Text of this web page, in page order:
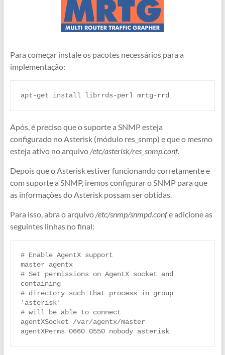
Para começar instale os pacotes necessários para a
implementação:
apt-get install librrds-perl mrtg-rrd
Após, é preciso que o suporte a SNMP esteja
configurado no Asterisk (módulo res_snmp) e que o mesmo
esteja ativo no arquivo/etc/asterisk/res_snmp.conf.
Depois que o Asterisk estiver funcionando corretamente e
com suporte a SNMP, iremos configurar o SNMP para que
as informações do Asterisk possam ser obtidas.
Para isso, abra o arquivo/etc/snmp/snmpd.confe adicione as
seguintes linhas no final:
# Enable AgentX support
master agentx
# Set permissions on AgentX socket and
containing
# directory such that process in group
'asterisk'
# will be able to connect
agentXSocket /var/agentx/master
agentXPerms 0660 0550 nobody asterisk